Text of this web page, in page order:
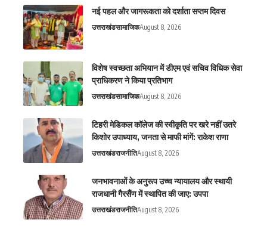
नई पहल और जागरूकता को दर्शाता सप्तम दिवस
उत्तराखंडसामाजिकAugust 8, 2026
विशेष स्वच्छता अभियान में डीएम एवं सचिव विधिक सेवा
प्राधिकरण ने किया प्रतिभाग
उत्तराखंडसामाजिकAugust 8, 2026
टिहरी मेडिकल कॉलेज की स्वीकृति पर खरे नहीं उतरे
किशोर उपाध्याय, जनता से माफी मांगें: राकेश राणा
उत्तराखंडराजनीतिAugust 8, 2026
जनभावनाओं के अनुरूप उच्च न्यायालय और स्थायी
राजधानी गैरसैंण में स्थापित की जाए: उपपा
उत्तराखंडराजनीतिAugust 8, 2026